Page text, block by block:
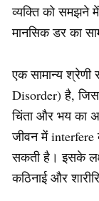
व्यक्ति को समझने
मानसिक डर का
एक सामान्य श्रेणी
Disorder) है,
चिंता और भय का
जीवन में interfere
सकती है। इसके
कठिनाई और